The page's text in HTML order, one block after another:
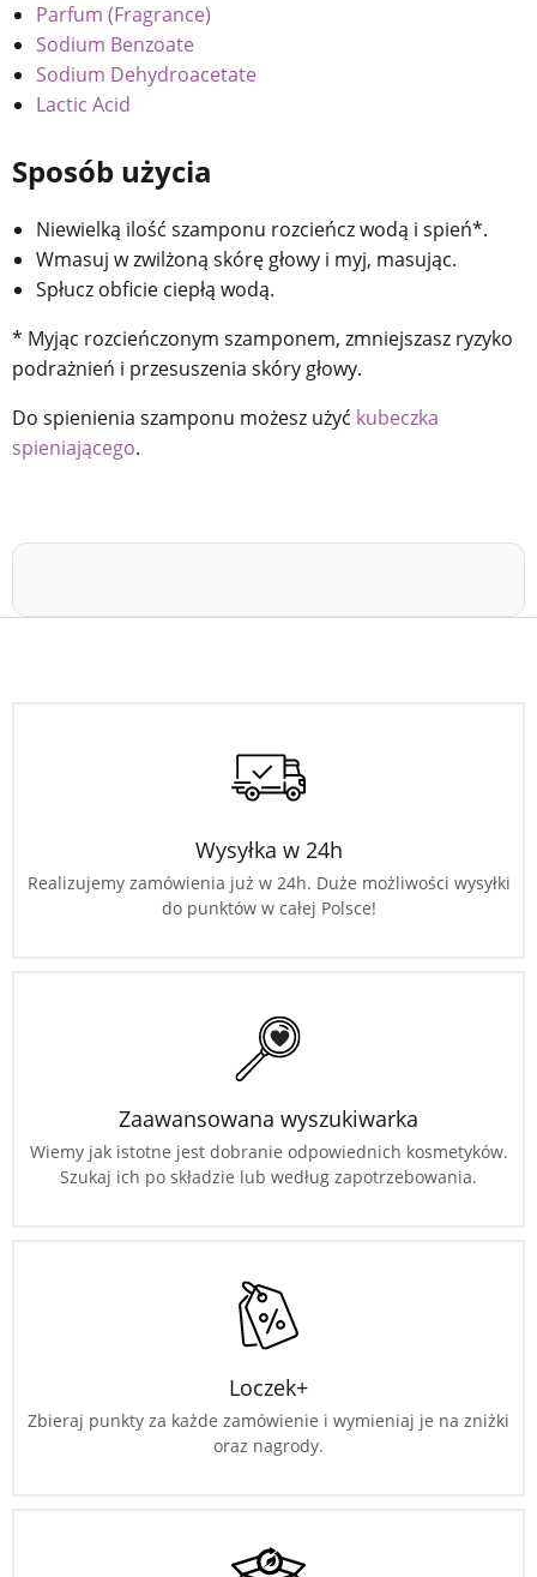
Parfum (Fragrance)
Sodium Benzoate
Sodium Dehydroacetate
Lactic Acid
Sposób użycia
Niewielką ilość szamponu rozcieńcz wodą i spień*.
Wmasuj w zwilżoną skórę głowy i myj, masując.
Spłucz obficie ciepłą wodą.
* Myjąc rozcieńczonym szamponem, zmniejszasz ryzyko
podrażnień i przesuszenia skóry głowy.
Do spienienia szamponu możesz użyć kubeczka
spieniającego.
Wysyłka w 24h
Realizujemy zamówienia już w 24h. Duże możliwości wysyłki
do punktów w całej Polsce!
Zaawansowana wyszukiwarka
Wiemy jak istotne jest dobranie odpowiednich kosmetyków.
Szukaj ich po składzie lub według zapotrzebowania.
Loczek+
Zbieraj punkty za każde zamówienie i wymieniaj je na zniżki
oraz nagrody.